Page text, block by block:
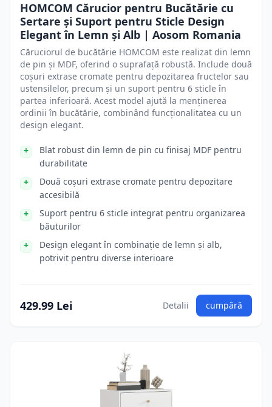
HOMCOM Cărucior pentru Bucătărie cu
Sertare și Suport pentru Sticle Design
Elegant în Lemn și Alb | Aosom Romania
Căruciorul de bucătărie HOMCOM este realizat din lemn
de pin și MDF, oferind o suprafață robustă. Include două
coșuri extrase cromate pentru depozitarea fructelor sau
ustensilelor, precum și un suport pentru 6 sticle în
partea inferioară. Acest model ajută la menținerea
ordinii în bucătărie, combinând funcționalitatea cu un
design elegant.
Blat robust din lemn de pin cu finisaj MDF pentru
durabilitate
Două coșuri extrase cromate pentru depozitare
accesibilă
Suport pentru 6 sticle integrat pentru organizarea
băuturilor
Design elegant în combinație de lemn și alb,
potrivit pentru diverse interioare
429.99 Lei Detalii cumpără